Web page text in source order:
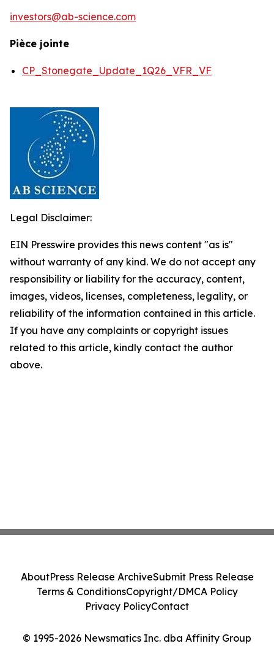
investors@ab-science.com
Pièce jointe
CP_Stonegate_Update_1Q26_VFR_VF
Legal Disclaimer:
EIN Presswire provides this news content "as is"
without warranty of any kind. We do not accept any
responsibility or liability for the accuracy, content,
images, videos, licenses, completeness, legality, or
reliability of the information contained in this article.
If you have any complaints or copyright issues
related to this article, kindly contact the author
above.
© 1995-2026 Newsmatics Inc. dba Affinity Group
AboutPress Release ArchiveSubmit Press Release
Terms & ConditionsCopyright/DMCA Policy
Privacy PolicyContact